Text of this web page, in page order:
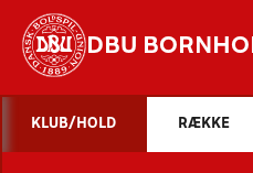
DBU
KLUB/HOLD RÆKKE